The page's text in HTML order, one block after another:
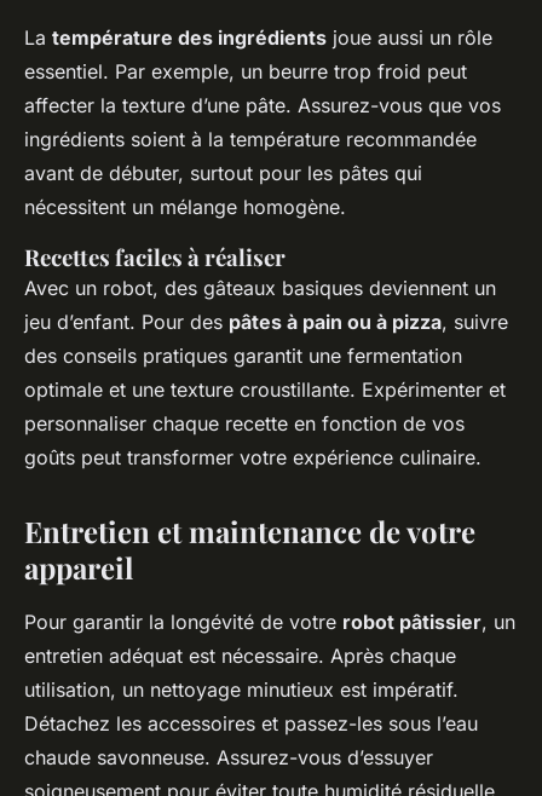
La température des ingrédients joue aussi un rôle
essentiel. Par exemple, un beurre trop froid peut
affecter la texture d’une pâte. Assurez-vous que vos
ingrédients soient à la température recommandée
avant de débuter, surtout pour les pâtes qui
nécessitent un mélange homogène.
Recettes faciles à réaliser
Avec un robot, des gâteaux basiques deviennent un
jeu d’enfant. Pour des pâtes à pain ou à pizza, suivre
des conseils pratiques garantit une fermentation
optimale et une texture croustillante. Expérimenter et
personnaliser chaque recette en fonction de vos
goûts peut transformer votre expérience culinaire.
Entretien et maintenance de votre
appareil
Pour garantir la longévité de votre robot pâtissier, un
entretien adéquat est nécessaire. Après chaque
utilisation, un nettoyage minutieux est impératif.
Détachez les accessoires et passez-les sous l’eau
chaude savonneuse. Assurez-vous d’essuyer